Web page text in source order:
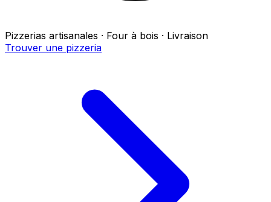
Pizzerias artisanales · Four à bois · Livraison
Trouver une pizzeria